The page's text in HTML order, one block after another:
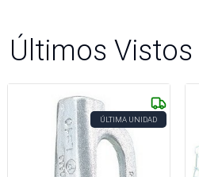
Últimos Vistos
ÚLTIMA UNIDAD